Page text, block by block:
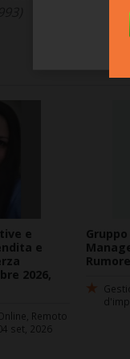
e
e
2026,
Remoto
set, 2026